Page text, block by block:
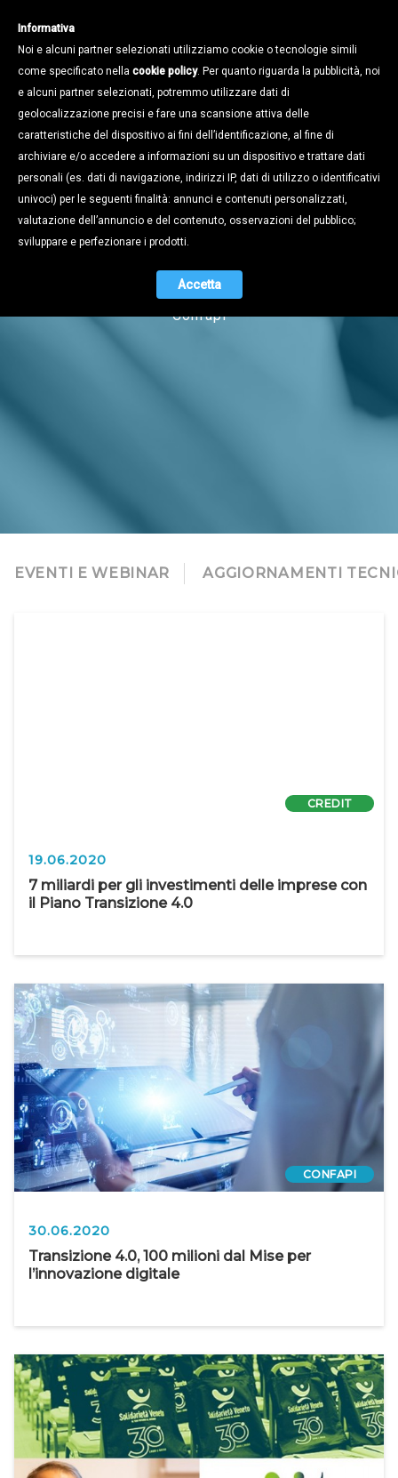
Notizie
Naviga tra i contenuti dell'universo
Confapi
EVENTI E WEBINAR AGGIORNAMENTI
CREDIT
19.06.2020
7 miliardi per gli investimenti delle imprese con
il Piano Transizione 4.0
CONFAPI
30.06.2020
Transizione 4.0, 100 milioni dal Mise per
l’innovazione digitale
Informativa
Noi e alcuni partner selezionati utilizziamo cookie o tecnologie simili
come specificato nella cookie policy. Per quanto riguarda la pubblicità, noi
e alcuni partner selezionati, potremmo utilizzare dati di
geolocalizzazione precisi e fare una scansione attiva delle
caratteristiche del dispositivo ai fini dell’identificazione, al fine di
archiviare e/o accedere a informazioni su un dispositivo e trattare dati
personali (es. dati di navigazione, indirizzi IP, dati di utilizzo o identificativi
univoci) per le seguenti finalità: annunci e contenuti personalizzati,
valutazione dell’annuncio e del contenuto, osservazioni del pubblico;
sviluppare e perfezionare i prodotti.
Accetta